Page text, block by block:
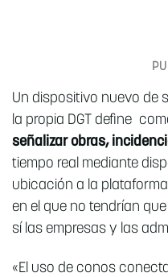
Un dispositivo nuevo de
la propia DGT define
señalizar obras,
tiempo real mediante
ubicación a la
en el que no tendrían
sí las empresas y las
«El uso de conos